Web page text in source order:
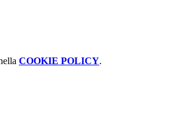
COOKIE POLICY.